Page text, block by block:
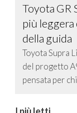
Toyota GR
più leggera
della guida
Toyota Supra
del progetto
pensata per